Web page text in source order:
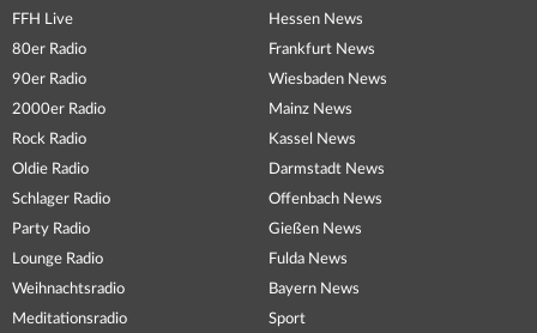
FFH Live
80er Radio
90er Radio
2000er Radio
Rock Radio
Oldie Radio
Schlager Radio
Party Radio
Lounge Radio
Weihnachtsradio
Meditationsradio
Hessen News
Frankfurt News
Wiesbaden News
Mainz News
Kassel News
Darmstadt News
Offenbach News
Gießen News
Fulda News
Bayern News
Sport